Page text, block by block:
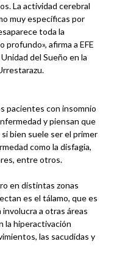
La actividad cerebral
muy específicas por
toda la
afirma a EFE
del Sueño en la
pacientes con insomnio
y piensan que
bien suele ser el primer
como la disfagia,
entre otros.
en distintas zonas
es el tálamo, que es
a otras áreas
la hiperactivación
las sacudidas y